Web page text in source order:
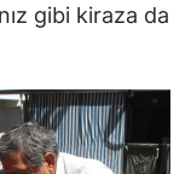
gibi kiraza da